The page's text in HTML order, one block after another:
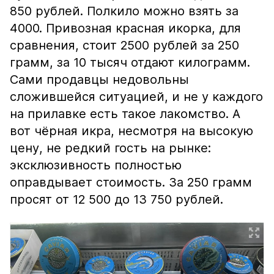
850 рублей. Полкило можно взять за
4000. Привозная красная икорка, для
сравнения, стоит 2500 рублей за 250
грамм, за 10 тысяч отдают килограмм.
Сами продавцы недовольны
сложившейся ситуацией, и не у каждого
на прилавке есть такое лакомство. А
вот чёрная икра, несмотря на высокую
цену, не редкий гость на рынке:
эксклюзивность полностью
оправдывает стоимость. За 250 грамм
просят от 12 500 до 13 750 рублей.